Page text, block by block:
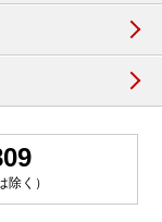
く）